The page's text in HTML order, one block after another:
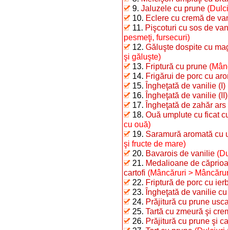
9. Jaluzele cu prune
10. Eclere cu cremă de
11. Pişcoturi cu sos de
pesmeţi, fursecuri)
12. Găluşte dospite cu
şi găluşte)
13. Friptură cu prune
14. Frigărui de porc cu
15. Îngheţată de vanilie (I)
16. Îngheţată de vanilie (II)
17. Îngheţată de zahăr
18. Ouă umplute cu ficat
cu ouă)
19. Saramură aromată cu
şi fructe de mare)
20. Bavarois de vanilie
21. Medalioane de
cartofi (Mâncăruri >
22. Friptură de porc cu
23. Îngheţată de vanilie
24. Prăjitură cu prune
25. Tartă cu zmeură şi
26. Prăjitură cu prune şi